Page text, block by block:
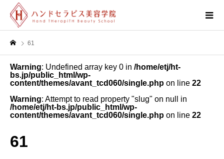
61
Warning: Undefined array key 0 in /home/etj/ht-
bs.jp/public_html/wp-
content/themes/avant_tcd060/single.php on line 22
Warning: Attempt to read property "slug" on null in
/home/etj/ht-bs.jp/public_html/wp-
content/themes/avant_tcd060/single.php on line 22
61